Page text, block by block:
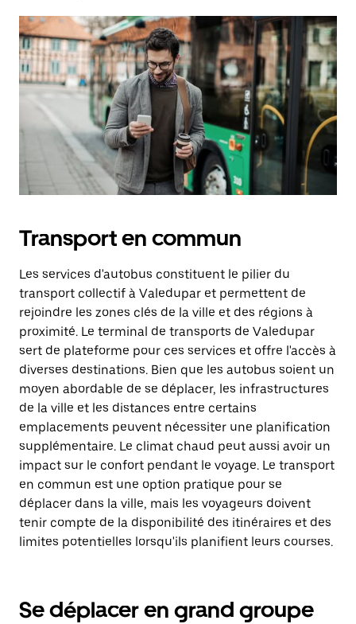
Transport en commun
Les services d'autobus constituent le pilier du
transport collectif à Valedupar et permettent de
rejoindre les zones clés de la ville et des régions à
proximité. Le terminal de transports de Valedupar
sert de plateforme pour ces services et offre l'accès à
diverses destinations. Bien que les autobus soient un
moyen abordable de se déplacer, les infrastructures
de la ville et les distances entre certains
emplacements peuvent nécessiter une planification
supplémentaire. Le climat chaud peut aussi avoir un
impact sur le confort pendant le voyage. Le transport
en commun est une option pratique pour se
déplacer dans la ville, mais les voyageurs doivent
tenir compte de la disponibilité des itinéraires et des
limites potentielles lorsqu'ils planifient leurs courses.
Se déplacer en grand groupe